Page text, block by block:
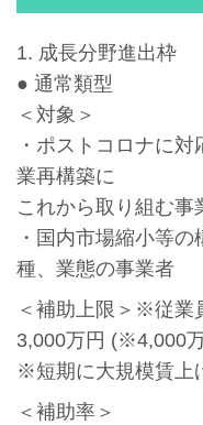
1. 成長分野進出枠
● 通常類型
＜対象＞
・ポストコロナに
業再構築に
これから取り組む事
・国内市場縮小等
種、業態の事業者
＜補助上限＞※従業
3,000万円 (※4,000
※短期に大規模賃上
＜補助率＞